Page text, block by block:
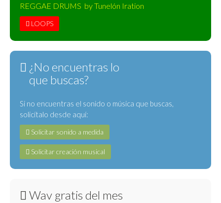
REGGAE DRUMS by Tunelón Iration
LOOPS
¿No encuentras lo
que buscas?
Si no encuentras el sonido o música que buscas,
solicítalo desde aquí:
Solicitar sonido a medida
Solicitar creación musical
Wav gratis del mes